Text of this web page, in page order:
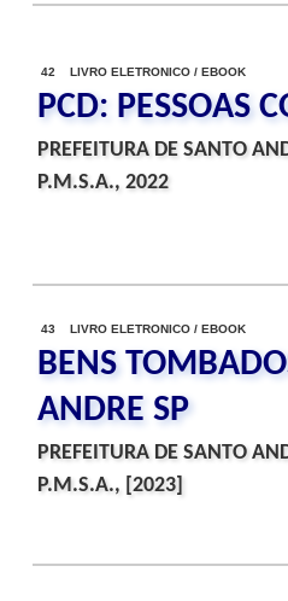
42 LIVRO ELETRONICO / EBOOK
PCD: PESSOAS
PREFEITURA DE SANTO
P.M.S.A., 2022
43 LIVRO ELETRONICO / EBOOK
BENS
ANDRE SP
PREFEITURA DE SANTO
P.M.S.A., [2023]